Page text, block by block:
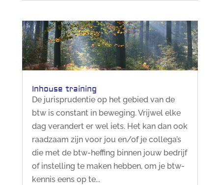
Inhouse training
De jurisprudentie op het gebied van de
btw is constant in beweging. Vrijwel elke
dag verandert er wel iets. Het kan dan ook
raadzaam zijn voor jou en/of je collega’s
die met de btw-heffing binnen jouw bedrijf
of instelling te maken hebben, om je btw-
kennis eens op te...